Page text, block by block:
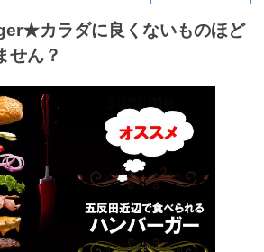
カラダに良くないものほど
せん？